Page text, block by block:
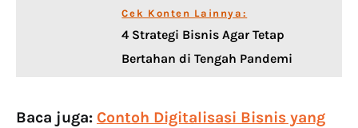
Cek Konten Lainnya:
4 Strategi Bisnis Agar Tetap
Bertahan di Tengah Pandemi
Baca juga: Contoh Digitalisasi Bisnis yang